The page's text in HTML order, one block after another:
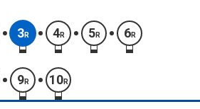
3R 4R 5R 6R
9R 10R